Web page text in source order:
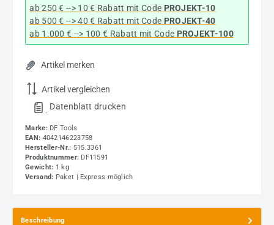
ab 250 € --> 10 € Rabatt mit Code PROJEKT-10
ab 500 € --> 40 € Rabatt mit Code PROJEKT-40
ab 1.000 € --> 100 € Rabatt mit Code PROJEKT-100
Artikel merken
Artikel vergleichen
. Datenblatt drucken
Marke: DF Tools
EAN: 4042146223758
Hersteller-Nr.: 515.3361
Produktnummer: DF11591
Gewicht: 1 kg
Versand: Paket | Express möglich
Beschreibung